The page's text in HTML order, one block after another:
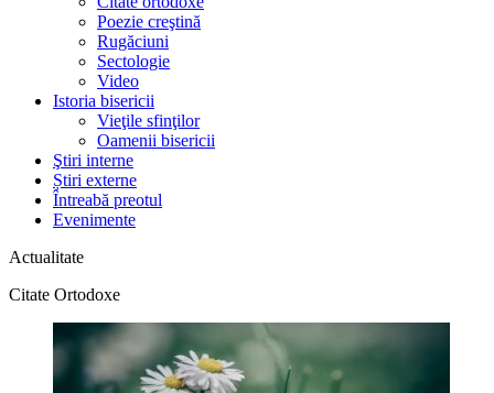
Poezie creştină
Rugăciuni
Sectologie
Video
Istoria bisericii
Vieţile sfinţilor
Oamenii bisericii
Ştiri interne
Știri externe
Întreabă preotul
Evenimente
Actualitate
Citate Ortodoxe